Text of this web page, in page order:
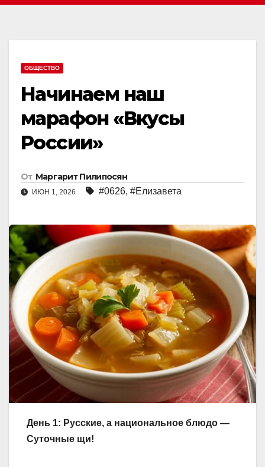
ОБЩЕСТВО
Начинаем наш
марафон «Вкусы
России»
От Маргарит Пилипосян
ИЮН 1, 2026 #0626, #Елизавета
День 1: Русские, а национальное блюдо —
Суточные щи!